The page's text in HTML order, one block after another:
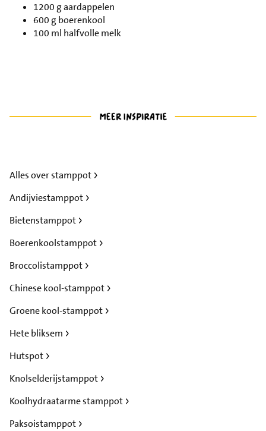
1200 g aardappelen
600 g boerenkool
100 ml halfvolle melk
Alles over stamppot
Andijviestamppot
Bietenstamppot
Boerenkoolstamppot
Broccolistamppot
Chinese kool-stamppot
Groene kool-stamppot
Hete bliksem
Hutspot
Knolselderijstamppot
Koolhydraatarme stamppot
Paksoistamppot